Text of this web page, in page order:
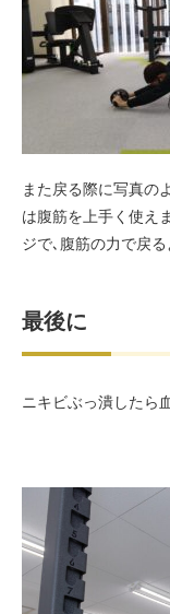
また戻る際に写真の
は腹筋を上手く使え
ジで､腹筋の力で戻る
最後に
ニキビぶっ潰したら